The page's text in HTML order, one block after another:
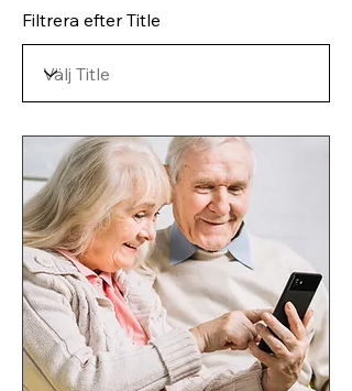
Filtrera efter Title